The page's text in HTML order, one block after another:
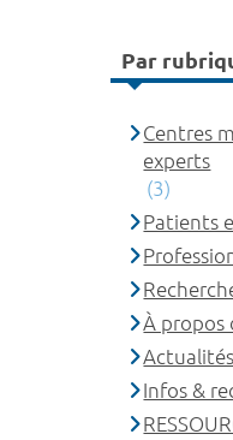
Par
Centres
experts
(3)
Patients
À propos
Infos &